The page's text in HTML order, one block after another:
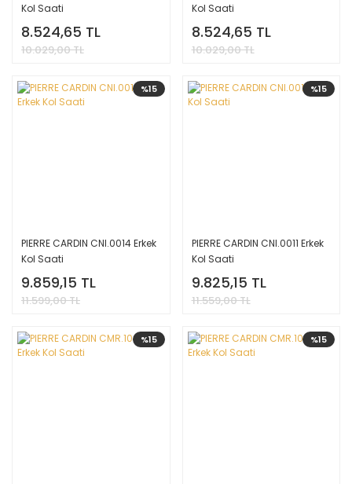
Kol Saati
8.524,65 TL
10.029,00 TL
Kol Saati
8.524,65 TL
10.029,00 TL
%15
PIERRE CARDIN CNI.0014 Erkek
Kol Saati
9.859,15 TL
11.599,00 TL
%15
PIERRE CARDIN CNI.0011 Erkek
Kol Saati
9.825,15 TL
11.559,00 TL
%15 %15